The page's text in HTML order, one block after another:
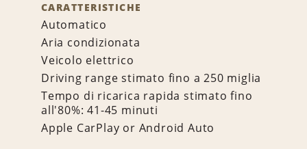
CARATTERISTICHE
Automatico
Aria condizionata
Veicolo elettrico
Driving range stimato fino a 250 miglia
Tempo di ricarica rapida stimato fino
all'80%: 41-45 minuti
Apple CarPlay or Android Auto